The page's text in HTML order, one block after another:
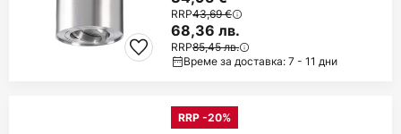
RRP43,69 €
68,36 лв.
RRP85,45 лв.
Време за доставка: 7 - 11 дни
RRP -20%